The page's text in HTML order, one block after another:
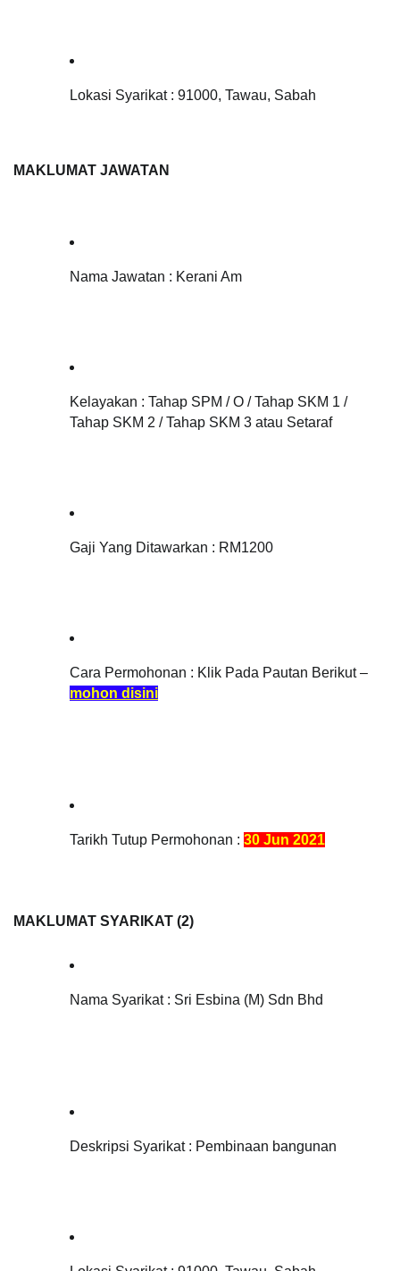
Lokasi Syarikat : 91000, Tawau, Sabah
MAKLUMAT JAWATAN
Nama Jawatan : Kerani Am
Kelayakan : Tahap SPM / O / Tahap SKM 1 /
Tahap SKM 2 / Tahap SKM 3 atau Setaraf
Gaji Yang Ditawarkan : RM1200
mohon disini
Tarikh Tutup Permohonan : 30 Jun 2021
MAKLUMAT SYARIKAT (2)
Nama Syarikat : Sri Esbina (M) Sdn Bhd
Deskripsi Syarikat : Pembinaan bangunan